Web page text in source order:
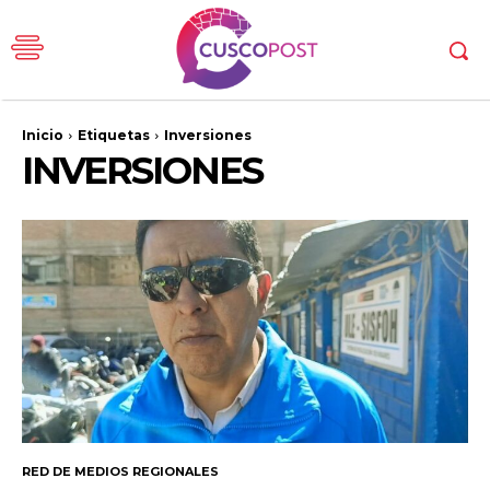
Inicio Etiquetas Inversiones
INVERSIONES
RED DE MEDIOS REGIONALES